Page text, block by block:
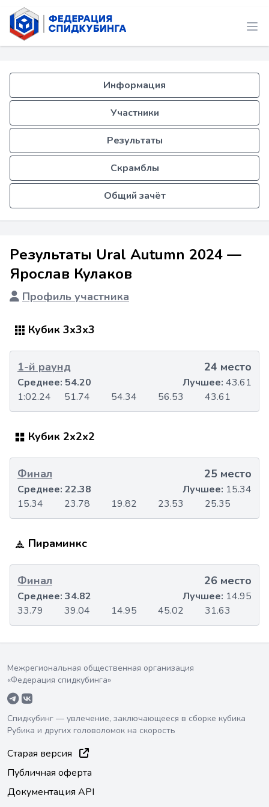
Информация
Участники
Результаты
Скрамблы
Общий зачёт
Результаты Ural Autumn 2024 —
Ярослав Кулаков
Профиль участника
Кубик 3x3x3
1-й раунд 24 место
1:02.24 51.74 54.34 56.53 43.61
Среднее: 54.20 Лучшее: 43.61
Кубик 2x2x2
Финал 25 место
15.34 23.78 19.82 23.53 25.35
Среднее: 22.38 Лучшее: 15.34
Пираминкс
Финал 26 место
33.79 39.04 14.95 45.02 31.63
Среднее: 34.82 Лучшее: 14.95
Межрегиональная общественная организация
«Федерация спидкубинга»
Спидкубинг — увлечение, заключающееся в сборке кубика
Рубика и других головоломок на скорость
Старая версия
Публичная оферта
Документация API